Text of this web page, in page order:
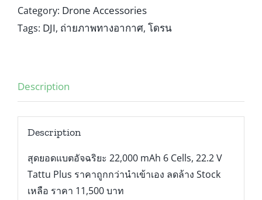
Category: Drone Accessories
Tags: DJI, ถ่ายภาพทางอากาศ, โดรน
Description
Description
สุดยอดแบตอัจฉริยะ 22,000 mAh 6 Cells, 22.2 V
Tattu Plus ราคาถูกกว่านำเข้าเอง ลดล้าง Stock
เหลือ ราคา 11,500 บาท